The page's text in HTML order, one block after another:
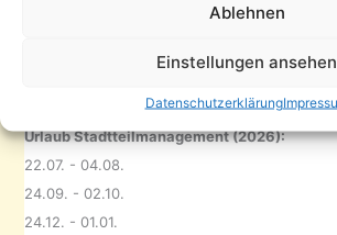
Ablehnen
Einstellungen ansehen
Datenschutzerklärung
Die SWG und die Caritas befinden sich
haben aber eigene Sprechzeiten (s.
Urlaub Stadtteilmanagement (2026):
22.07. - 04.08.
24.09. - 02.10.
24.12. - 01.01.